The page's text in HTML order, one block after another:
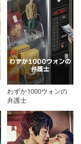
わずか1000ウォンの
弁護士